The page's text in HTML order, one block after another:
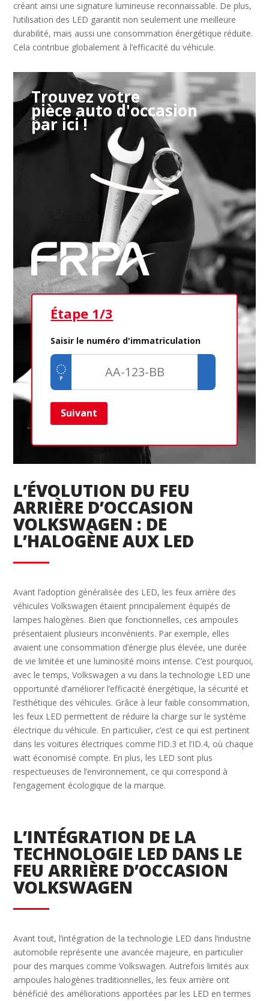
créant ainsi une signature lumineuse reconnaissable. De plus,
l’utilisation des LED garantit non seulement une meilleure
durabilité, mais aussi une consommation énergétique réduite.
Cela contribue globalement à l’efficacité du véhicule.
Trouvez votre
pièce auto d'occasion
par ici !
Étape 1/3
Saisir le numéro d'immatriculation
Suivant
L’ÉVOLUTION DU FEU
ARRIÈRE D’OCCASION
VOLKSWAGEN : DE
L’HALOGÈNE AUX LED
Avant l’adoption généralisée des LED, les feux arrière des
véhicules Volkswagen étaient principalement équipés de
lampes halogènes. Bien que fonctionnelles, ces ampoules
présentaient plusieurs inconvénients. Par exemple, elles
avaient une consommation d’énergie plus élevée, une durée
de vie limitée et une luminosité moins intense. C’est pourquoi,
avec le temps, Volkswagen a vu dans la technologie LED une
opportunité d’améliorer l’efficacité énergétique, la sécurité et
l’esthétique des véhicules. Grâce à leur faible consommation,
les feux LED permettent de réduire la charge sur le système
électrique du véhicule. En particulier, c’est ce qui est pertinent
dans les voitures électriques comme l’ID.3 et l’ID.4, où chaque
watt économisé compte. En plus, les LED sont plus
respectueuses de l’environnement, ce qui correspond à
l’engagement écologique de la marque.
L’INTÉGRATION DE LA
TECHNOLOGIE LED DANS LE
FEU ARRIÈRE D’OCCASION
VOLKSWAGEN
Avant tout, l’intégration de la technologie LED dans l’industrie
automobile représente une avancée majeure, en particulier
pour des marques comme Volkswagen. Autrefois limités aux
ampoules halogènes traditionnelles, les feux arrière ont
bénéficié des améliorations apportées par les LED en termes